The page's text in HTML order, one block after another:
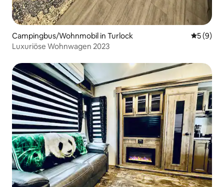
Campingbus/Wohnmobil in Turlock
5 (9)
Luxuriöse Wohnwagen 2023